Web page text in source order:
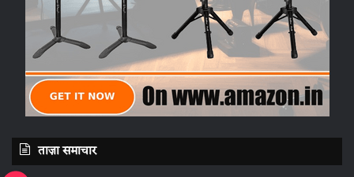
ताज़ा समाचार